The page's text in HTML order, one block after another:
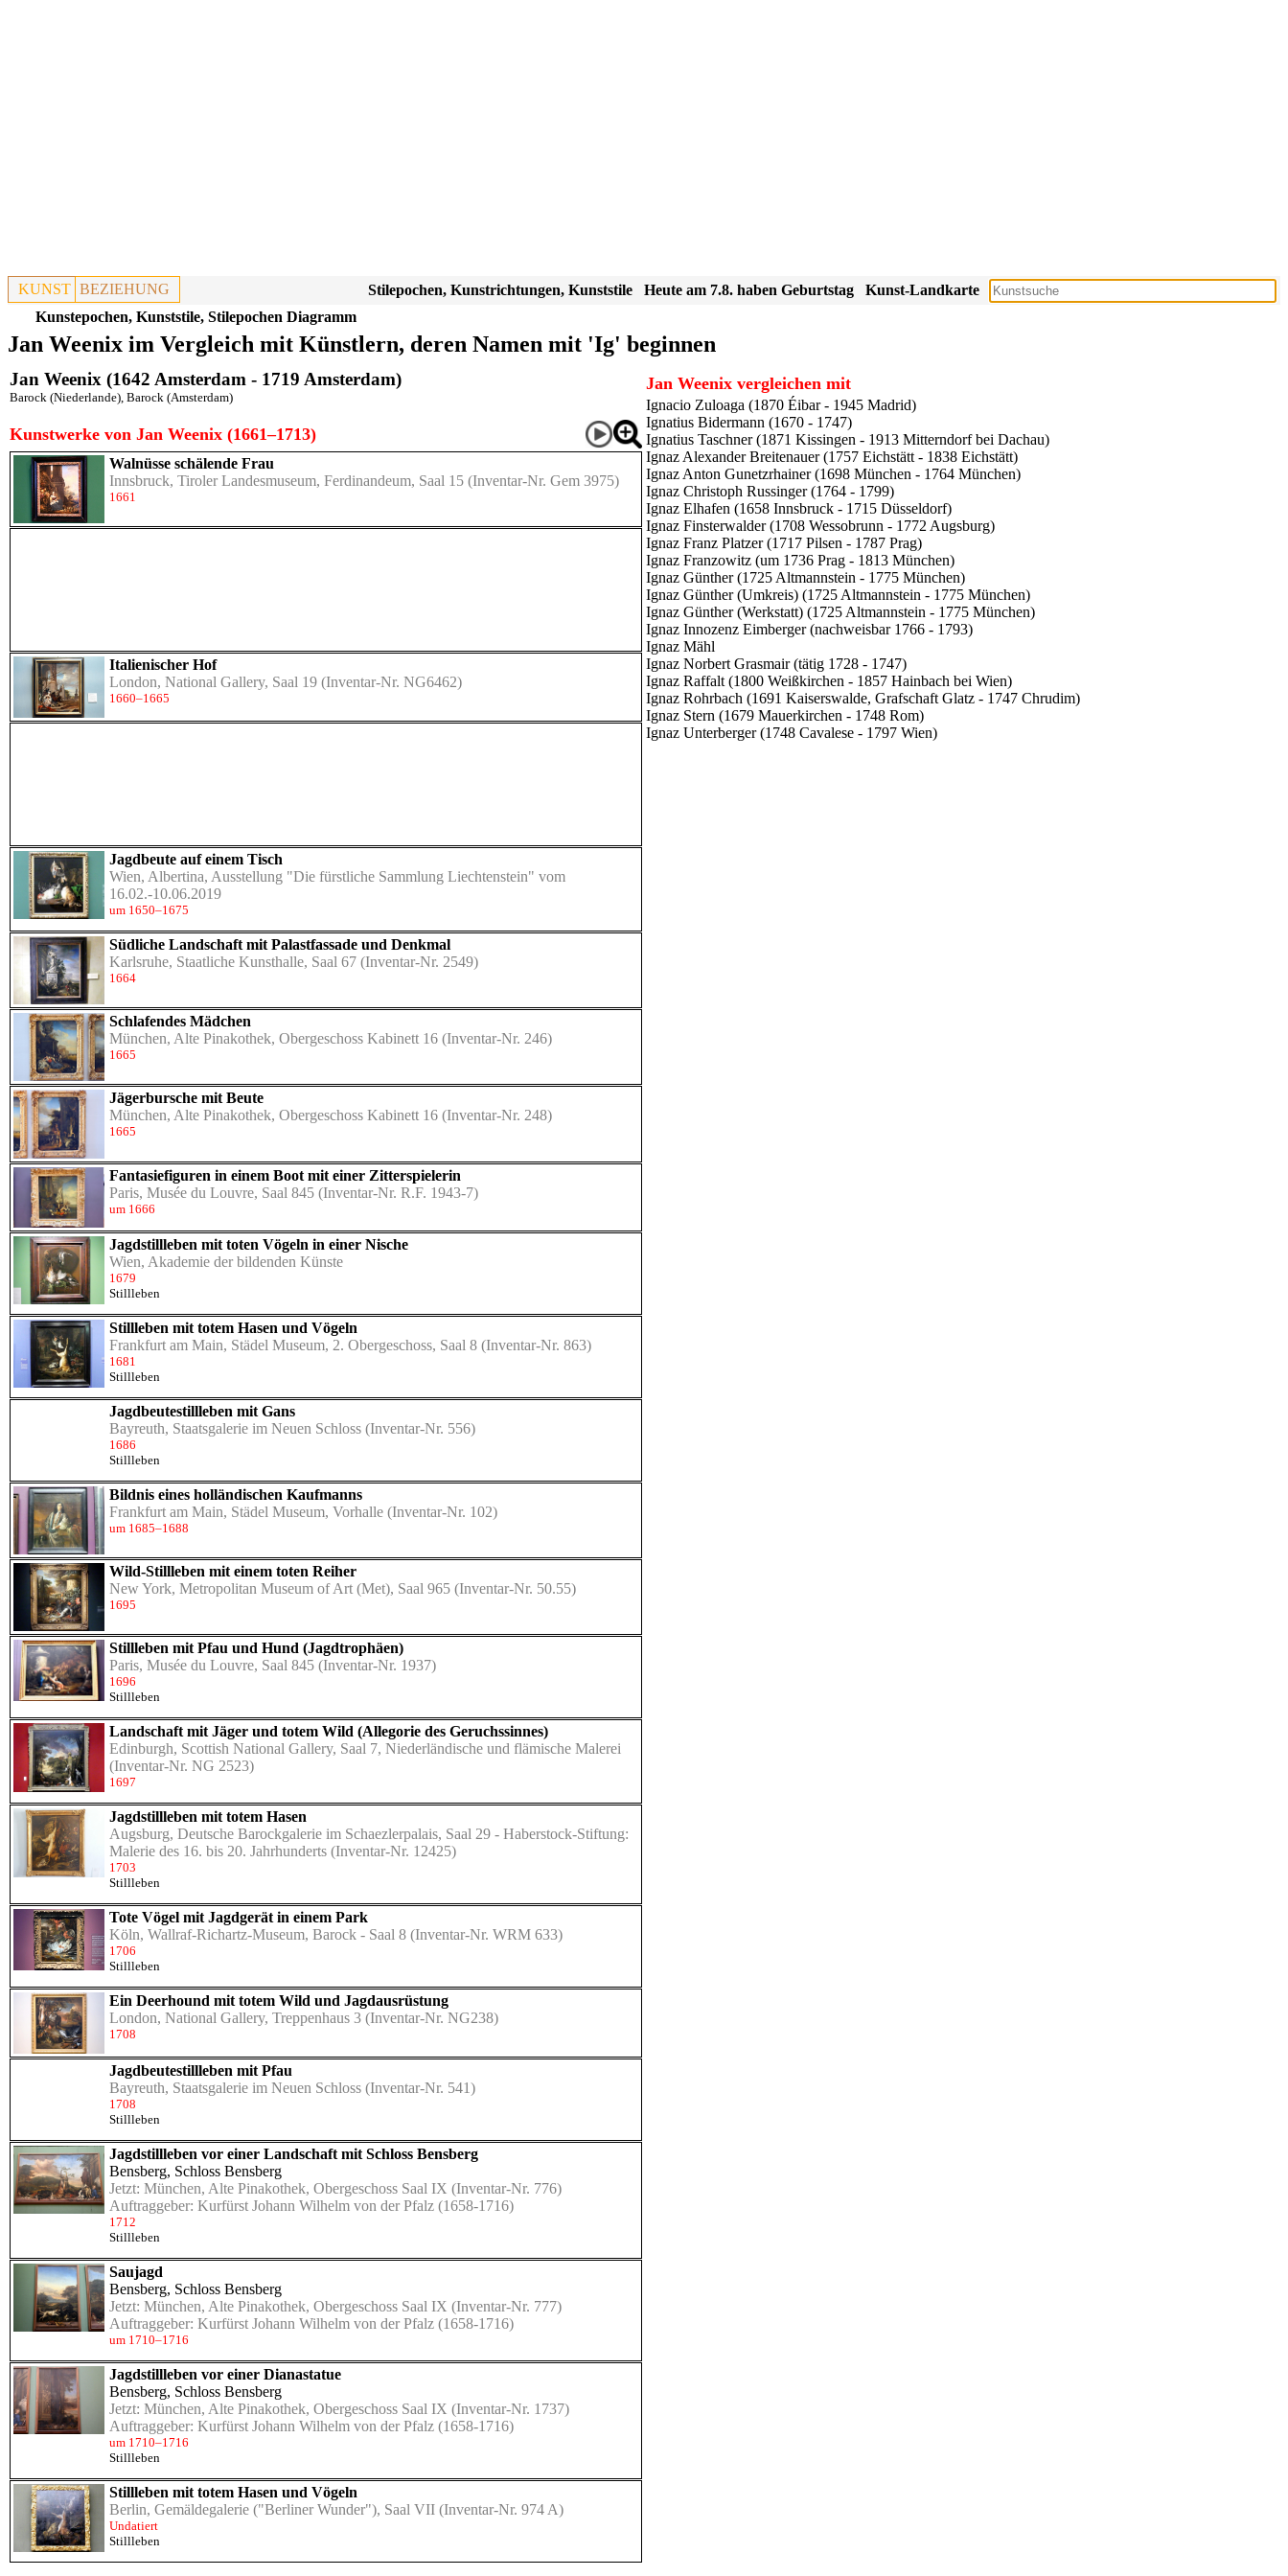
KUNST BEZIEHUNG Kunst-Landkarte
Heute am 7.8. haben Geburtstag
Stilepochen, Kunstrichtungen, Kunststile
Kunstepochen, Kunststile, Stilepochen Diagramm
Jan Weenix im Vergleich mit Künstlern, deren Namen mit 'Ig' beginnen
Jan Weenix (1642 Amsterdam - 1719 Amsterdam)
Barock (Niederlande), Barock (Amsterdam)
Kunstwerke von Jan Weenix (1661–1713)
Walnüsse schälende Frau
Innsbruck, Tiroler Landesmuseum, Ferdinandeum, Saal 15 (Inventar-Nr. Gem 3975)
1661
Italienischer Hof
London, National Gallery, Saal 19 (Inventar-Nr. NG6462)
1660–1665
Jagdbeute auf einem Tisch
Wien, Albertina, Ausstellung "Die fürstliche Sammlung Liechtenstein" vom
16.02.-10.06.2019
um 1650–1675
Südliche Landschaft mit Palastfassade und Denkmal
Karlsruhe, Staatliche Kunsthalle, Saal 67 (Inventar-Nr. 2549)
1664
Schlafendes Mädchen
München, Alte Pinakothek, Obergeschoss Kabinett 16 (Inventar-Nr. 246)
1665
Jägerbursche mit Beute
München, Alte Pinakothek, Obergeschoss Kabinett 16 (Inventar-Nr. 248)
1665
Fantasiefiguren in einem Boot mit einer Zitterspielerin
Paris, Musée du Louvre, Saal 845 (Inventar-Nr. R.F. 1943-7)
um 1666
Jagdstillleben mit toten Vögeln in einer Nische
Wien, Akademie der bildenden Künste
1679
Stillleben
Stillleben mit totem Hasen und Vögeln
Frankfurt am Main, Städel Museum, 2. Obergeschoss, Saal 8 (Inventar-Nr. 863)
1681
Stillleben
Jagdbeutestillleben mit Gans
Bayreuth, Staatsgalerie im Neuen Schloss (Inventar-Nr. 556)
1686
Stillleben
Bildnis eines holländischen Kaufmanns
Frankfurt am Main, Städel Museum, Vorhalle (Inventar-Nr. 102)
um 1685–1688
Wild-Stillleben mit einem toten Reiher
New York, Metropolitan Museum of Art (Met), Saal 965 (Inventar-Nr. 50.55)
1695
Stillleben mit Pfau und Hund (Jagdtrophäen)
Paris, Musée du Louvre, Saal 845 (Inventar-Nr. 1937)
1696
Stillleben
Landschaft mit Jäger und totem Wild (Allegorie des Geruchssinnes)
Edinburgh, Scottish National Gallery, Saal 7, Niederländische und flämische Malerei
(Inventar-Nr. NG 2523)
1697
Jagdstillleben mit totem Hasen
Augsburg, Deutsche Barockgalerie im Schaezlerpalais, Saal 29 - Haberstock-Stiftung:
Malerie des 16. bis 20. Jahrhunderts (Inventar-Nr. 12425)
1703
Stillleben
Tote Vögel mit Jagdgerät in einem Park
Köln, Wallraf-Richartz-Museum, Barock - Saal 8 (Inventar-Nr. WRM 633)
1706
Stillleben
Ein Deerhound mit totem Wild und Jagdausrüstung
London, National Gallery, Treppenhaus 3 (Inventar-Nr. NG238)
1708
Jagdbeutestillleben mit Pfau
Bayreuth, Staatsgalerie im Neuen Schloss (Inventar-Nr. 541)
1708
Stillleben
Jagdstillleben vor einer Landschaft mit Schloss Bensberg
Bensberg, Schloss Bensberg
Jetzt: München, Alte Pinakothek, Obergeschoss Saal IX (Inventar-Nr. 776)
Auftraggeber: Kurfürst Johann Wilhelm von der Pfalz (1658-1716)
1712
Stillleben
Saujagd
Bensberg, Schloss Bensberg
Jetzt: München, Alte Pinakothek, Obergeschoss Saal IX (Inventar-Nr. 777)
Auftraggeber: Kurfürst Johann Wilhelm von der Pfalz (1658-1716)
um 1710–1716
Jagdstillleben vor einer Dianastatue
Bensberg, Schloss Bensberg
Jetzt: München, Alte Pinakothek, Obergeschoss Saal IX (Inventar-Nr. 1737)
Auftraggeber: Kurfürst Johann Wilhelm von der Pfalz (1658-1716)
um 1710–1716
Stillleben
Stillleben mit totem Hasen und Vögeln
Berlin, Gemäldegalerie ("Berliner Wunder"), Saal VII (Inventar-Nr. 974 A)
Undatiert
Stillleben
Jan Weenix vergleichen mit
Ignacio Zuloaga (1870 Éibar - 1945 Madrid)
Ignatius Bidermann (1670 - 1747)
Ignatius Taschner (1871 Kissingen - 1913 Mitterndorf bei Dachau)
Ignaz Alexander Breitenauer (1757 Eichstätt - 1838 Eichstätt)
Ignaz Anton Gunetzrhainer (1698 München - 1764 München)
Ignaz Christoph Russinger (1764 - 1799)
Ignaz Elhafen (1658 Innsbruck - 1715 Düsseldorf)
Ignaz Finsterwalder (1708 Wessobrunn - 1772 Augsburg)
Ignaz Franz Platzer (1717 Pilsen - 1787 Prag)
Ignaz Franzowitz (um 1736 Prag - 1813 München)
Ignaz Günther (1725 Altmannstein - 1775 München)
Ignaz Günther (Umkreis) (1725 Altmannstein - 1775 München)
Ignaz Günther (Werkstatt) (1725 Altmannstein - 1775 München)
Ignaz Innozenz Eimberger (nachweisbar 1766 - 1793)
Ignaz Mähl
Ignaz Norbert Grasmair (tätig 1728 - 1747)
Ignaz Raffalt (1800 Weißkirchen - 1857 Hainbach bei Wien)
Ignaz Rohrbach (1691 Kaiserswalde, Grafschaft Glatz - 1747 Chrudim)
Ignaz Stern (1679 Mauerkirchen - 1748 Rom)
Ignaz Unterberger (1748 Cavalese - 1797 Wien)